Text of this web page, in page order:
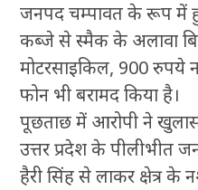
जनपद चम्पावत के रूप में
कब्जे से स्मैक के अलावा
मोटरसाइकिल, 900 रुपये
फोन भी बरामद किया है।
पूछताछ में आरोपी ने
उत्तर प्रदेश के पीलीभीत
हैरी सिंह से लाकर क्षेत्र